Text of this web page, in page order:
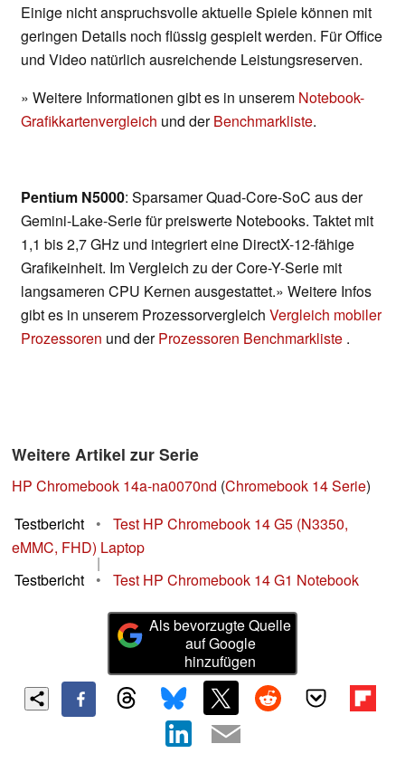
Einige nicht anspruchsvolle aktuelle Spiele können mit
geringen Details noch flüssig gespielt werden. Für Office
und Video natürlich ausreichende Leistungsreserven.
» Weitere Informationen gibt es in unserem Notebook-
Grafikkartenvergleich und derBenchmarkliste.
Pentium N5000: Sparsamer Quad-Core-SoC aus der
Gemini-Lake-Serie für preiswerte Notebooks. Taktet mit
1,1 bis 2,7 GHz und integriert eine DirectX-12-fähige
Grafikeinheit. Im Vergleich zu der Core-Y-Serie mit
langsameren CPU Kernen ausgestattet.» Weitere Infos
gibt es in unserem Prozessorvergleich Vergleich mobiler
Prozessoren und derProzessoren Benchmarkliste .
Weitere Artikel zur Serie
HP Chromebook 14a-na0070nd (Chromebook 14 Serie)
Testbericht
•
Test HP Chromebook 14 G5 (N3350,
eMMC, FHD) Laptop
|
Testbericht
• Test HP Chromebook 14 G1 Notebook
Als bevorzugte Quelle
auf Google
hinzufügen